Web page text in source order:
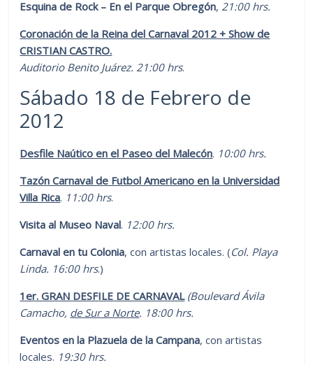
Esquina de Rock – En el Parque Obregón, 21:00 hrs.
Coronación de la Reina del Carnaval 2012 + Show de
CRISTIAN CASTRO.
Auditorio Benito Juárez. 21:00 hrs.
Sábado 18 de Febrero de
2012
Desfile Naútico en el Paseo del Malecón. 10:00 hrs.
Tazón Carnaval de Futbol Americano en la Universidad
Villa Rica. 11:00 hrs.
Visita al Museo Naval. 12:00 hrs.
Carnaval en tu Colonia, con artistas locales. (Col. Playa
Linda. 16:00 hrs.)
1er. GRAN DESFILE DE CARNAVAL (Boulevard Ávila
Camacho, de Sur a Norte. 18:00 hrs.
Eventos en la Plazuela de la Campana, con artistas
locales. 19:30 hrs.